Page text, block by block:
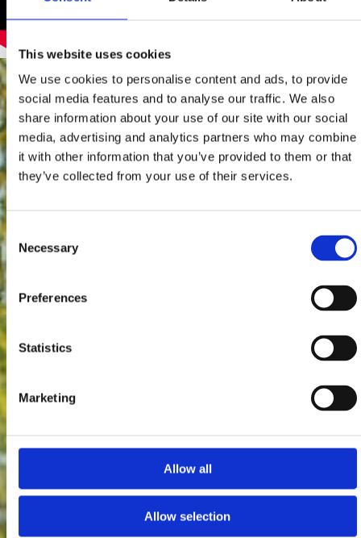
This website uses cookies
We use cookies to personalise content and ads, to provide
social media features and to analyse our traffic. We also
share information about your use of our site with our social
media, advertising and analytics partners who may combine
it with other information that you’ve provided to them or that
they’ve collected from your use of their services.
Consent
Selection
Necessary
Preferences
Statistics
Marketing
Allow all
Allow selection